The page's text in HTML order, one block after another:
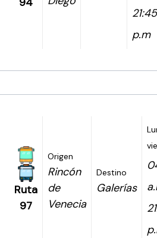
21:45
p.m
Ruta
97
Origen
Rincón
de
Venecia
Destino
Galerías